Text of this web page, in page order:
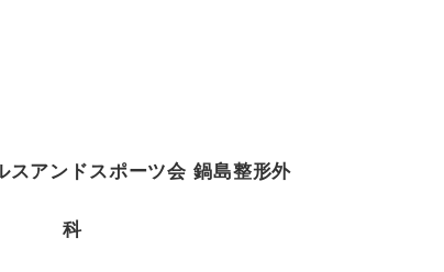
スアンドスポーツ会 鍋島整形外
科